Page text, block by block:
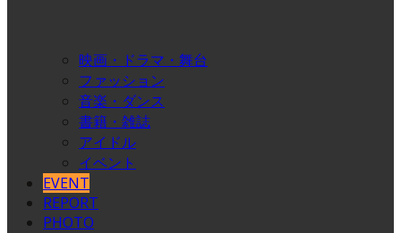
映画・ドラマ・舞台
ファッション
音楽・ダンス
書籍・雑誌
アイドル
イベント
EVENT
REPORT
PHOTO